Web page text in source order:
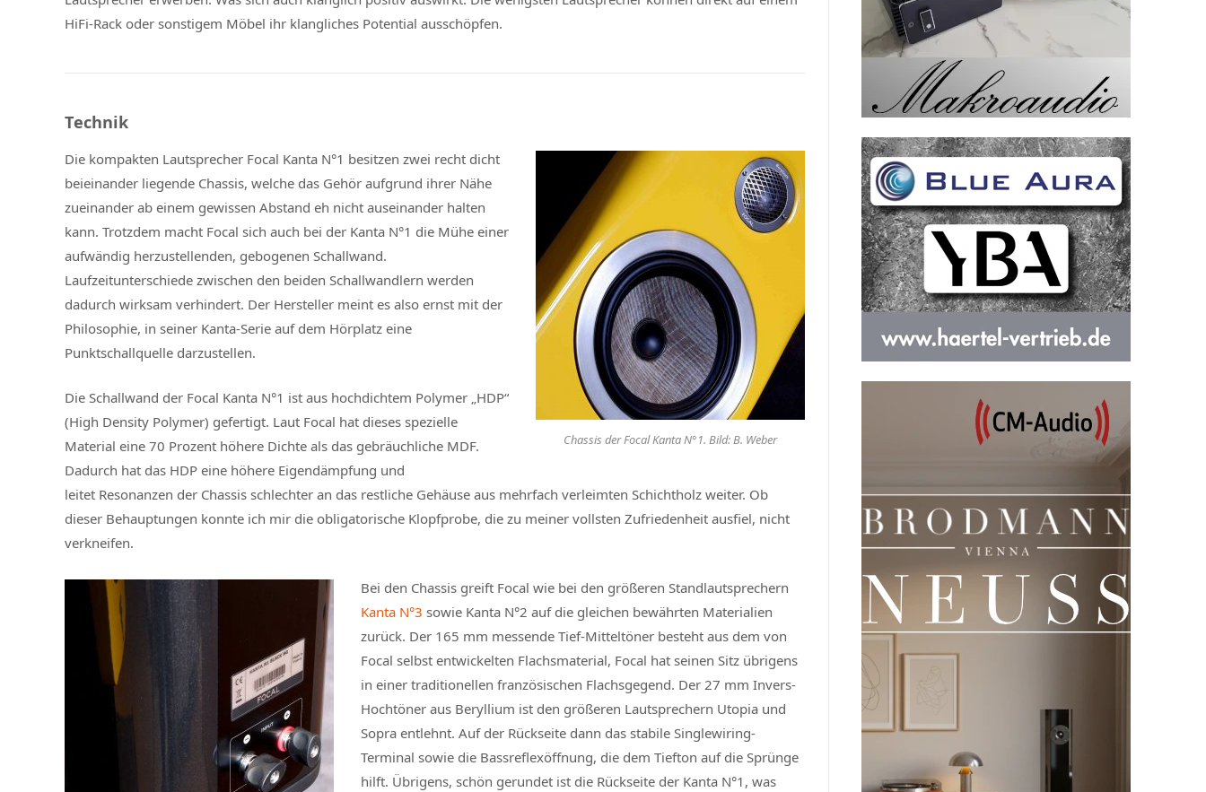
HiFi-Rack oder sonstigem Möbel ihr klangliches Potential ausschöpfen.
Technik
Chassis der Focal Kanta N°1. Bild: B. Weber
Die kompakten Lautsprecher Focal Kanta N°1 besitzen zwei recht dicht
beieinander liegende Chassis, welche das Gehör aufgrund ihrer Nähe
zueinander ab einem gewissen Abstand eh nicht auseinander halten
kann. Trotzdem macht Focal sich auch bei der Kanta N°1 die Mühe einer
aufwändig herzustellenden, gebogenen Schallwand.
Laufzeitunterschiede zwischen den beiden Schallwandlern werden
dadurch wirksam verhindert. Der Hersteller meint es also ernst mit der
Philosophie, in seiner Kanta-Serie auf dem Hörplatz eine
Punktschallquelle darzustellen.
Die Schallwand der Focal Kanta N°1 ist aus hochdichtem Polymer „HDP“
(High Density Polymer) gefertigt. Laut Focal hat dieses spezielle
Material eine 70 Prozent höhere Dichte als das gebräuchliche MDF.
Dadurch hat das HDP eine höhere Eigendämpfung und
leitet Resonanzen der Chassis schlechter an das restliche Gehäuse aus mehrfach verleimten Schichtholz weiter. Ob
dieser Behauptungen konnte ich mir die obligatorische Klopfprobe, die zu meiner vollsten Zufriedenheit ausfiel, nicht
verkneifen.
Bei den Chassis greift Focal wie bei den größeren Standlautsprechern
Kanta N°3 sowie Kanta N°2 auf die gleichen bewährten Materialien
zurück. Der 165 mm messende Tief-Mitteltöner besteht aus dem von
Focal selbst entwickelten Flachsmaterial, Focal hat seinen Sitz übrigens
in einer traditionellen französischen Flachsgegend. Der 27 mm Invers-
Hochtöner aus Beryllium ist den größeren Lautsprechern Utopia und
Sopra entlehnt. Auf der Rückseite dann das stabile Singlewiring-
Terminal sowie die Bassreflexöffnung, die dem Tiefton auf die Sprünge
hilft. Übrigens, schön gerundet ist die Rückseite der Kanta N°1, was